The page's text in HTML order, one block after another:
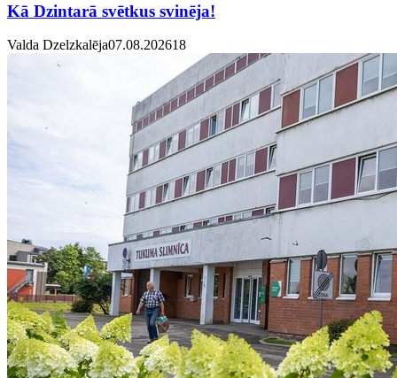
Kā Dzintarā svētkus svinēja!
Valda Dzelzkalēja07.08.202618